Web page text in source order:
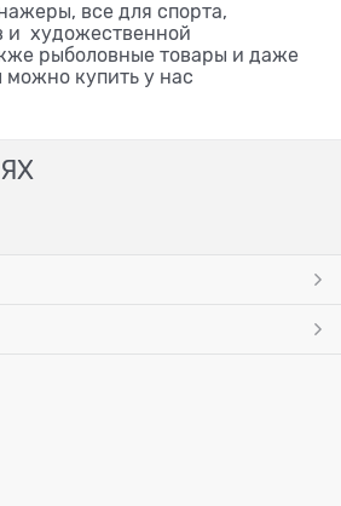
все для спорта,
и художественной
рыболовные товары и даже
купить у нас